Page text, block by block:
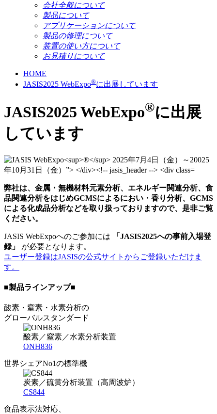
会社全般について
製品について
アプリケーションについて
製品の修理について
装置の使い方について
お見積りについて
HOME
JASIS2025 WebExpo®に出展しています
JASIS2025 WebExpo®に出展
しています
弊社は、金属・無機材料元素分析、エネルギー関連分析、食
品関連分析をはじめGCMSによるにおい・香り分析、GCMS
による化成品分析などを取り扱っておりますので、是非ご覧
ください。
JASIS WebExpoへのご参加には
「JASIS2025への事前入場登
録」
が必要となります。
ユーザー登録はJASISの公式サイトからご登録いただけま
す。
■製品ラインアップ■
酸素・窒素・水素分析の
グローバルスタンダード
酸素／窒素／水素分析装置
ONH836
世界シェアNo1の標準機
炭素／硫黄分析装置（高周波炉）
CS844
食品表示法対応、